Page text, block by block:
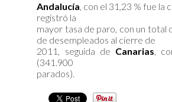
Andalucía, con el 31,23 % fue la
registró la
mayor tasa de paro, con un total
de desempleados al cierre de
2011, seguida de Canarias,
(341.900
parados).